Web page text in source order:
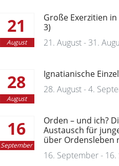
21
August
Große Exerzitien
3)
21. August - 31.
28
August
Ignatianische
28. August - 4.
16
September
Orden – und ich?
Austausch für
über Ordensleben
16. September -